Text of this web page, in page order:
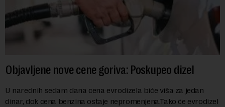
Objavljene nove cene goriva: Poskupeo dizel
U narednih sedam dana cena evrodizela biće viša za jedan
dinar, dok cena benzina ostaje nepromenjena.Tako će evrodizel